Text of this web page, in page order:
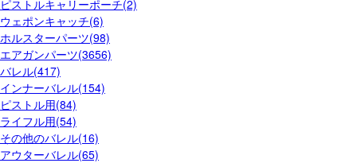
ピストルキャリーポーチ(2)
ウェポンキャッチ(6)
ホルスターパーツ(98)
エアガンパーツ(3656)
バレル(417)
インナーバレル(154)
ピストル用(84)
ライフル用(54)
その他のバレル(16)
アウターバレル(65)